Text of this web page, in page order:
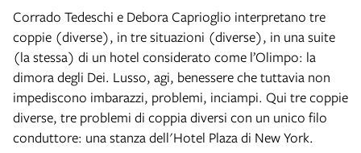
Corrado Tedeschi e Debora Caprioglio interpretano tre
coppie (diverse), in tre situazioni (diverse), in una suite
(la stessa) di un hotel considerato come l’Olimpo: la
dimora degli Dei. Lusso, agi, benessere che tuttavia non
impediscono imbarazzi, problemi, inciampi. Qui tre coppie
diverse, tre problemi di coppia diversi con un unico filo
conduttore: una stanza dell'Hotel Plaza di New York.